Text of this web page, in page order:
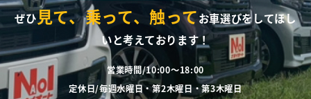
ぜひ見て、乗って、触ってお車選びをしてほし
いと考えております！
営業時間/10:00～18:00
定休日/毎週水曜日・第2木曜日・第3木曜日